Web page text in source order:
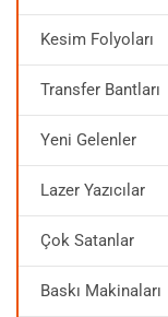
Kesim Folyoları
Transfer Bantları
Yeni Gelenler
Lazer Yazıcılar
Çok Satanlar
Baskı Makinaları